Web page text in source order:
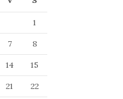
1
7
8
14
15
21
22